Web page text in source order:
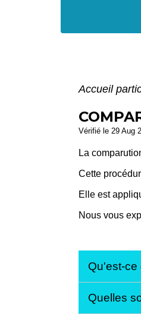
Accueil
Vérifié le 29 Aug
La
Cette
Elle est
Nous vous
Qu'est-ce
Quelles